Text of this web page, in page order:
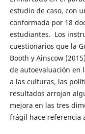
estudio de caso, con
conformada por 18
estudiantes. Los
cuestionarios que la
Booth y Ainscow
de autoevaluación en
a las culturas, las
resultados arrojan
mejora en las tres
frágil hace referencia